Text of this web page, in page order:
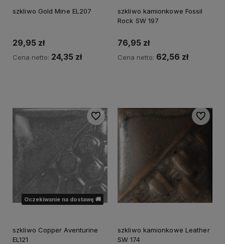
szkliwo Gold Mine EL207
29,95 zł
Cena netto: 24,35 zł
szkliwo kamionkowe Fossil
Rock SW 197
76,95 zł
Cena netto: 62,56 zł
Oczekiwanie na dostawę 🚚
szkliwo Copper Aventurine
EL121
Do ulubionych
szkliwo kamionkowe Leather
SW 174
Do